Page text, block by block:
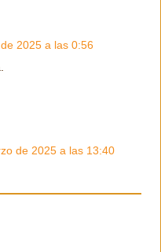
2025 a las 0:56
de 2025 a las 13:40